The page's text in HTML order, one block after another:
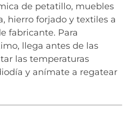
de petatillo, muebles
hierro forjado y textiles a
fabricante. Para
llega antes de las
las temperaturas
y anímate a regatear